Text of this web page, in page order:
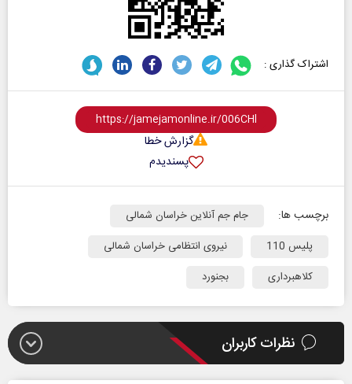
اشتراک گذاری :
گزارش خطا
پسندیدم
برچسب ها:
جام جم آنلاین خراسان شمالی
پلیس 110
نیروی انتظامی خراسان شمالی
کلاهبرداری
بجنورد
نظرات کاربران